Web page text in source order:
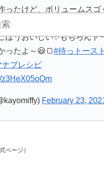
ったけど、ボリュームスゴ
ぼうおいしい✨もちろんト
ったよ～😃🍞#待っトース
ナブレシピ
z3HeX05oQm
February 23,
ページ）